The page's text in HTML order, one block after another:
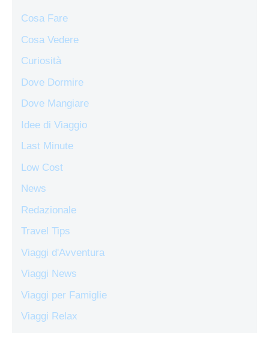
Cosa Fare
Cosa Vedere
Curiosità
Dove Dormire
Dove Mangiare
Idee di Viaggio
Last Minute
Low Cost
News
Redazionale
Travel Tips
Viaggi d'Avventura
Viaggi News
Viaggi per Famiglie
Viaggi Relax